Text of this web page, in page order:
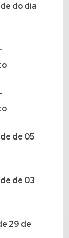
do dia
de 05
de 03
29 de